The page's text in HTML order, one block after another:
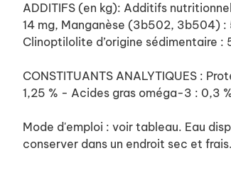
ADDITIFS (en kg): Additifs
14 mg, Manganèse (3b502, 3b504)
Clinoptilolite d’origine sédimentaire
CONSTITUANTS ANALYTIQUES :
1,25 % - Acides gras oméga-3 : 0,3
Mode d'emploi : voir tableau. Eau
conserver dans un endroit sec et frais.